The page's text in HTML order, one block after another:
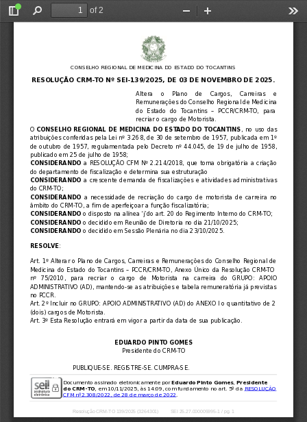
Toggle
Find
of 2
Zoom
CONSELHO REGIONAL DE MEDICINA DO ESTADO DO TOCANTINS
RESOLUÇÃO CRM-TO Nº SEI-139/2025, DE 03 DE NOVEMBRO DE 2025.
Altera   o   Plano   de   Cargos,   Carreiras   e
Remunerações do Conselho Regional de Medicina
do  Estado  do  Tocantins  –  PCCR/CRM-TO,  para
recriar o cargo de Motorista.
O CONSELHO REGIONAL DE MEDICINA DO ESTADO DO TOCANTINS
, no uso das
atribuições conferidas pela Lei nº 3.268, de 30 de setembro de 1957, publicada em 1º
de outubro de 1957, regulamentada pelo Decreto nº 44.045, de 19 de julho de 1958,
publicado em 25 de julho de 1958;
CONSIDERANDO a RESOLUÇÃO CFM Nº 2.214/2018, que torna obrigatória a criação
do departamento de fiscalização e determina sua estruturação
CONSIDERANDO a crescente demanda de fiscalizações e atividades administrativas
do CRM-TO;
CONSIDERANDO a necessidade de recriação do cargo de motorista de carreira no
âmbito do CRM-TO, a fim de aperfeiçoar a função fiscalizatória;
CONSIDERANDO o disposto na alínea ‘j’do art. 20 do Regimento Interno do CRM-TO;
CONSIDERANDO o decidido em Reunião de Diretoria no dia 21/10/2025;
CONSIDERANDO o decidido em Sessão Plenária no dia 23/10/2025.
RESOLVE:
Art. 1º Alterar o Plano de Cargos, Carreiras e Remunerações do Conselho Regional de
Medicina do Estado do Tocantins – PCCR/CRM-TO, Anexo Único da Resolução CRM-TO
nº  75/2010,  para  recriar  o  cargo  de  Motorista  na  carreira  do  GRUPO:  APOIO
ADMINISTRATIVO (AD), mantendo-se as atribuições e tabela remuneratória já previstas
no PCCR.
Art. 2º Incluir no GRUPO: APOIO ADMINISTRATIVO (AD) do ANEXO I o quantitativo de 2
(dois) cargos de Motorista.
Art. 3º Esta Resolução entrará em vigor a partir da data de sua publicação.
EDUARDO PINTO GOMES
Presidente do CRM-TO
PUBLIQUE-SE. REGISTRE-SE. CUMPRA-SE.
Documento assinado eletronicamente por Eduardo Pinto Gomes, Presidente
do CRM-TO , em 10/11/2025, às 14:09, com fundamento no art. 5º da RESOLUÇÃO
CFM nº2.308/2022, de 28 de março de 2022
Resolução CRM-TO 139/2025 (3264301)         SEI 25.27.000005995-1 / pg. 1